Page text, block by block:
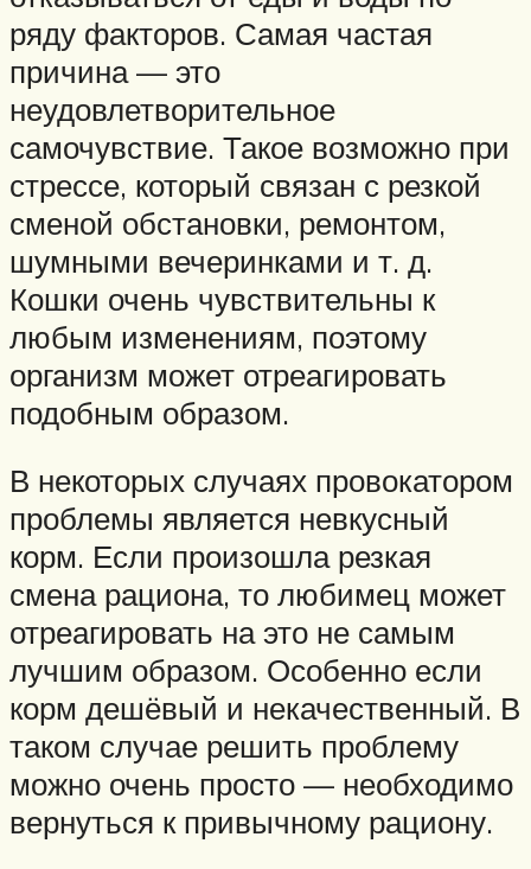
ряду факторов. Самая частая
причина — это
неудовлетворительное
самочувствие. Такое возможно при
стрессе, который связан с резкой
сменой обстановки, ремонтом,
шумными вечеринками и т. д.
Кошки очень чувствительны к
любым изменениям, поэтому
организм может отреагировать
подобным образом.
В некоторых случаях провокатором
проблемы является невкусный
корм. Если произошла резкая
смена рациона, то любимец может
отреагировать на это не самым
лучшим образом. Особенно если
корм дешёвый и некачественный. В
таком случае решить проблему
можно очень просто — необходимо
вернуться к привычному рациону.